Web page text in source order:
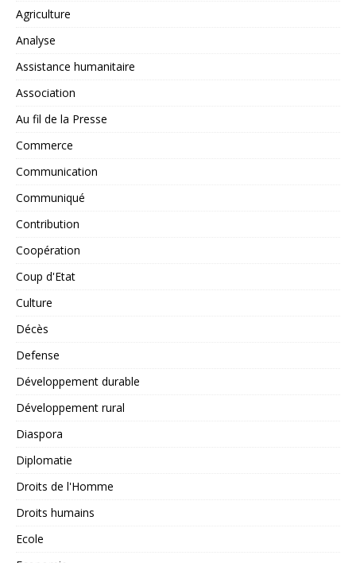
Agriculture
Analyse
Assistance humanitaire
Association
Au fil de la Presse
Commerce
Communication
Communiqué
Contribution
Coopération
Coup d'Etat
Culture
Décès
Defense
Développement durable
Développement rural
Diaspora
Diplomatie
Droits de l'Homme
Droits humains
Ecole